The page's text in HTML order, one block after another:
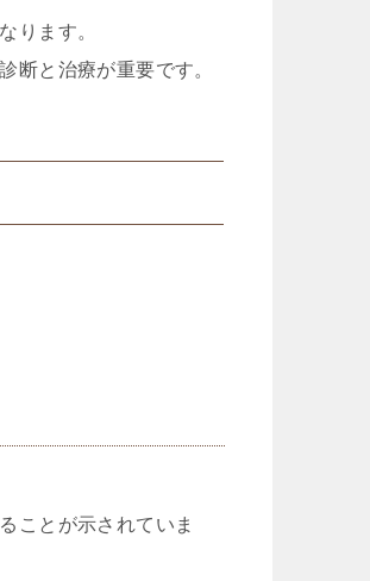
ります。
断と治療が重要です。
ことが示されていま